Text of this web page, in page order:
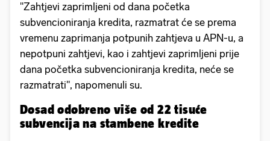
"Zahtjevi zaprimljeni od dana početka
subvencioniranja kredita, razmatrat će se prema
vremenu zaprimanja potpunih zahtjeva u APN-u, a
nepotpuni zahtjevi, kao i zahtjevi zaprimljeni prije
dana početka subvencioniranja kredita, neće se
razmatrati", napomenuli su.
Dosad odobreno više od 22 tisuće
subvencija na stambene kredite